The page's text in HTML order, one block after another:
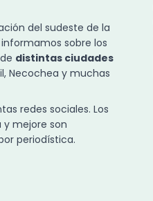
del sudeste de la
sobre los
distintas ciudades
Necochea y muchas
redes sociales. Los
mejore son
periodística.